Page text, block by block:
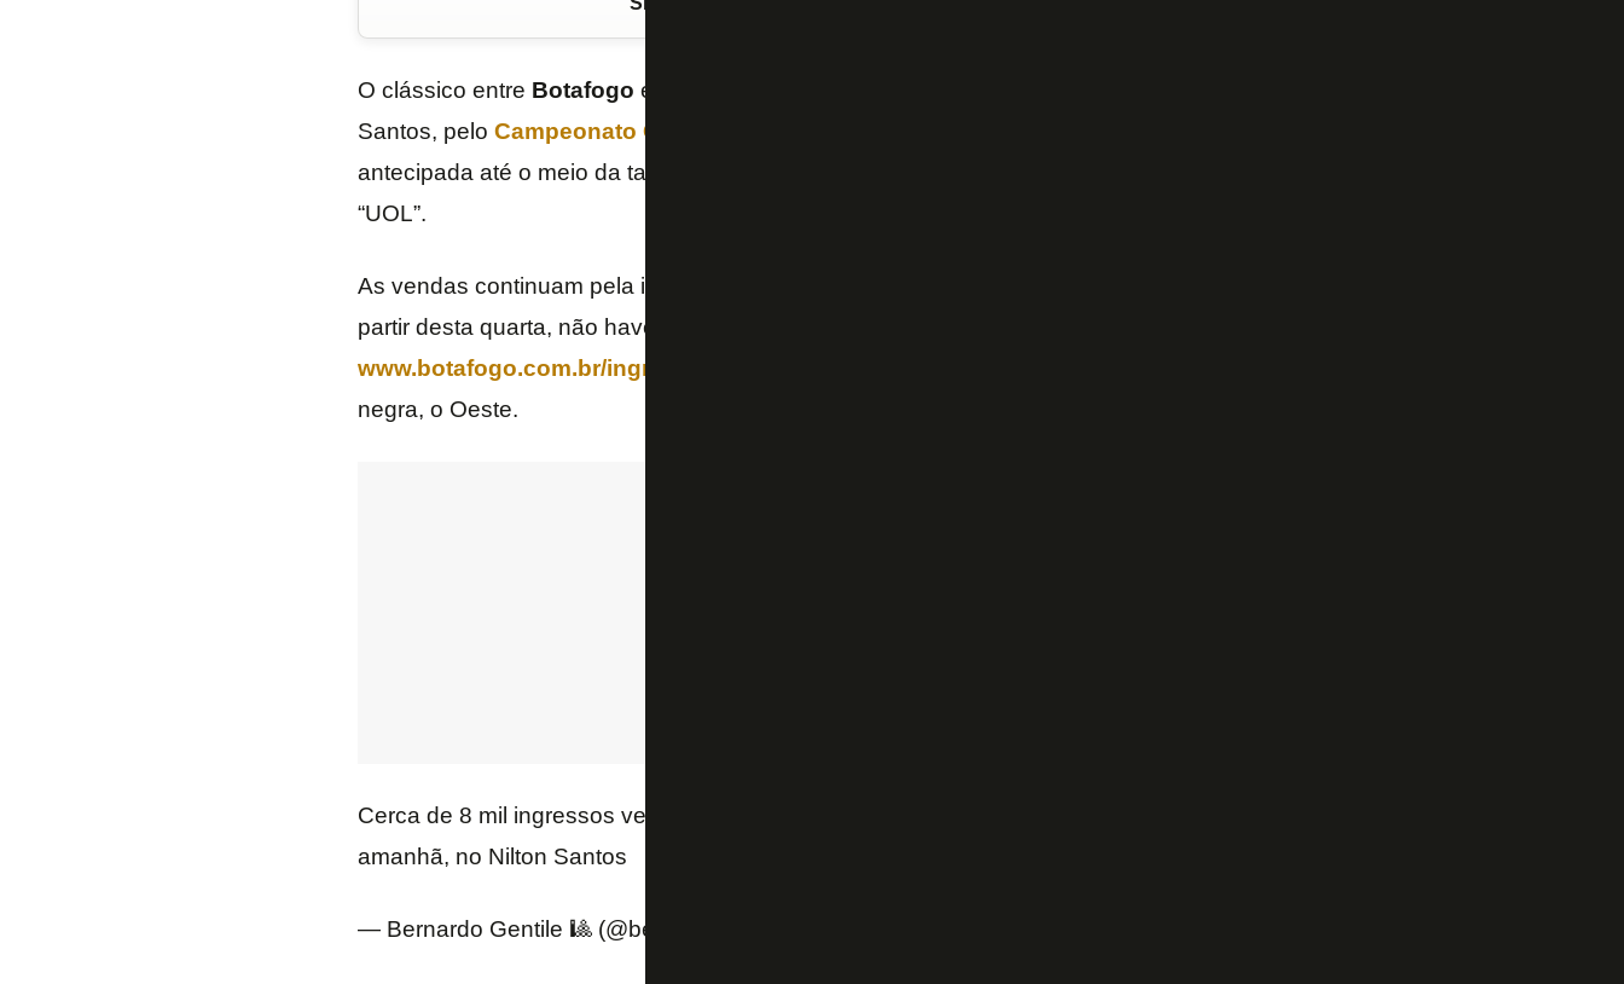
O clássico entre Botafogo e
Santos, pelo Campeonato Carioca
antecipada até o meio da tarde desta terça, informa o repórter Bernardo Gentile, do
“UOL”.
As vendas continuam pela internet, com os ingressos custando entre R$ 25 e R$ 60. A
partir desta quarta, não haverá mais venda nos pontos físicos, apenas pelo site
www.botafogo.com.br/ingresso
negra, o Oeste.
Cerca de 8 mil ingressos vendidos comercializados para Botafogo x Flamengo
amanhã, no Nilton Santos
— Bernardo Gentile 🎱 (@bernardogentile)